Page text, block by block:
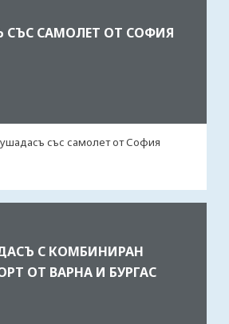
СЪС САМОЛЕТ ОТ СОФИЯ
със самолет от София
С КОМБИНИРАН
ОТ ВАРНА И БУРГАС